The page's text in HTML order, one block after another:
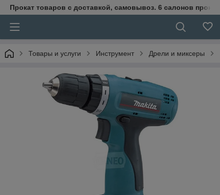
Прокат товаров с доставкой, самовывоз. 6 салонов
Товары и услуги Инструмент Дрели и миксеры